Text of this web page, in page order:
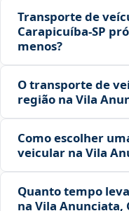
Transporte de
Carapicuíba‑SP
menos?
O transporte de
região na Vila
Como escolher
veicular na Vila
Quanto tempo
na Vila Anunciata,